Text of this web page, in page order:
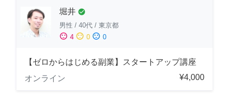
堀井 check_circle
男性 / 40代 / 東京都
sentiment_satisfied 4 sentiment_neutral 0 sentiment_dissatisfied 0
【ゼロからはじめる副業】スタートアップ講座
オンライン
¥4,000